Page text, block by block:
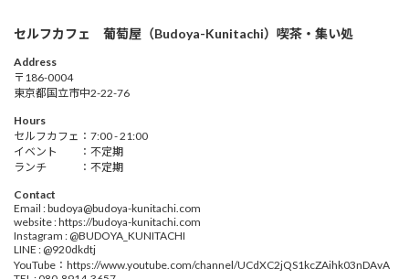
セルフカフェ 葡萄屋（Budoya-Kunitachi）喫茶・集い処
Address
〒186-0004
東京都国立市中2-22-76
Hours
セルフカフェ：7:00 - 21:00
イベント ：不定期
ランチ ：不定期
Contact
Email : budoya@budoya-kunitachi.com
website : https://budoya-kunitachi.com
Instagram : @BUDOYA_KUNITACHI
LINE : @920dkdtj
YouTube：https://www.youtube.com/channel/UCdXC2jQS1kcZAihk03nDAvA